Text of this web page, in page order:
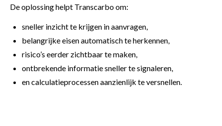
De oplossing helpt Transcarbo om:
sneller inzicht te krijgen in aanvragen,
belangrijke eisen automatisch te herkennen,
risico’s eerder zichtbaar te maken,
ontbrekende informatie sneller te signaleren,
en calculatieprocessen aanzienlijk te versnellen.